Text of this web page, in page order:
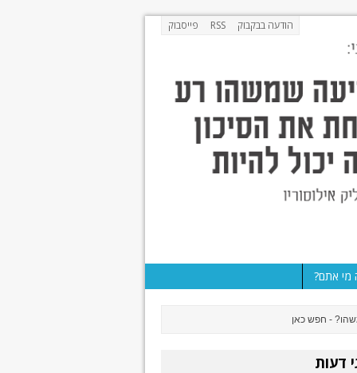
הודעה בבקבוק RSS פייסבוק
מי אתם?
דעות